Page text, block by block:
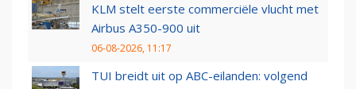
KLM stelt eerste commerciële vlucht met
Airbus A350-900 uit
06-08-2026, 11:17
TUI breidt uit op ABC-eilanden: volgend